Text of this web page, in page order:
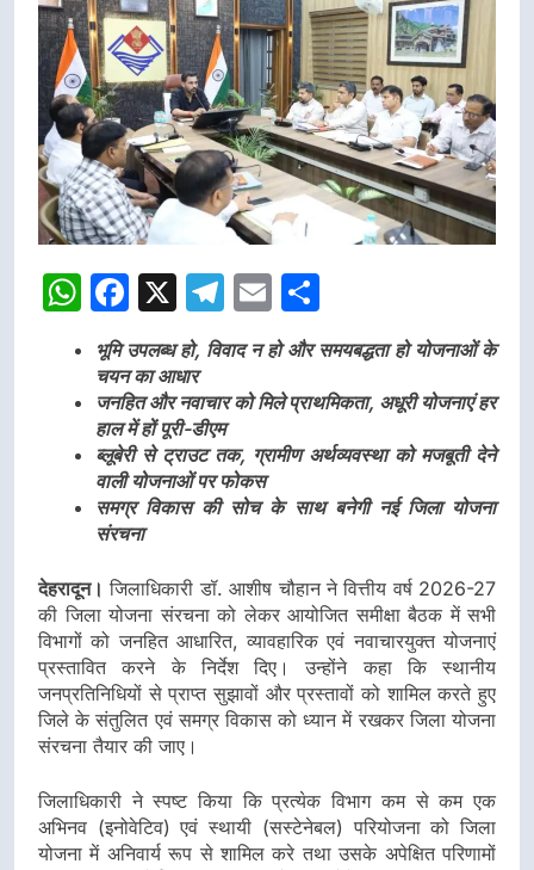
WhatsApp
Facebook
X Telegram
Email
भूमि उपलब्ध हो, विवाद न हो और समयबद्धता हो योजनाओं के
चयन का आधार
जनहित और नवाचार को मिले प्राथमिकता, अधूरी योजनाएं हर
हाल में हों पूरी-डीएम
ब्लूबेरी से ट्राउट तक, ग्रामीण अर्थव्यवस्था को मजबूती देने
वाली योजनाओं पर फोकस
समग्र विकास की सोच के साथ बनेगी नई जिला योजना
संरचना
देहरादून। जिलाधिकारी डॉ. आशीष चौहान ने वित्तीय वर्ष 2026-27
की जिला योजना संरचना को लेकर आयोजित समीक्षा बैठक में सभी
विभागों को जनहित आधारित, व्यावहारिक एवं नवाचारयुक्त योजनाएं
प्रस्तावित करने के निर्देश दिए। उन्होंने कहा कि स्थानीय
जनप्रतिनिधियों से प्राप्त सुझावों और प्रस्तावों को शामिल करते हुए
जिले के संतुलित एवं समग्र विकास को ध्यान में रखकर जिला योजना
संरचना तैयार की जाए।
जिलाधिकारी ने स्पष्ट किया कि प्रत्येक विभाग कम से कम एक
अभिनव (इनोवेटिव) एवं स्थायी (सस्टेनेबल) परियोजना को जिला
योजना में अनिवार्य रूप से शामिल करे तथा उसके अपेक्षित परिणामों